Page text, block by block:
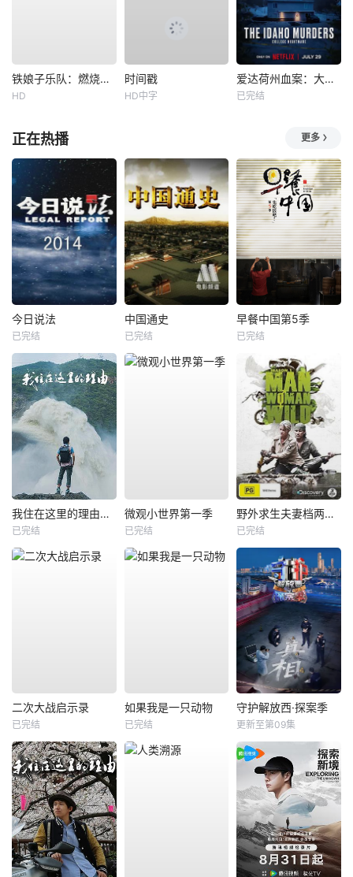
铁娘子乐队：燃烧雄心
HD
时间戳
HD中字
爱达荷州血案：大学梦魇
已完结
正在热播 更多
今日说法
已完结
中国通史
已完结
早餐中国第5季
已完结
我住在这里的理由第四季
已完结
微观小世界第一季
已完结
野外求生夫妻档两季全
已完结
二次大战启示录
已完结
如果我是一只动物
已完结
守护解放西·探案季
更新至第09集